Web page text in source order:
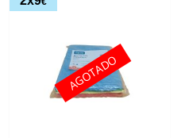
AGOTADO